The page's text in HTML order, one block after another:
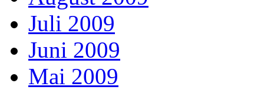
Juli 2009
Juni 2009
Mai 2009